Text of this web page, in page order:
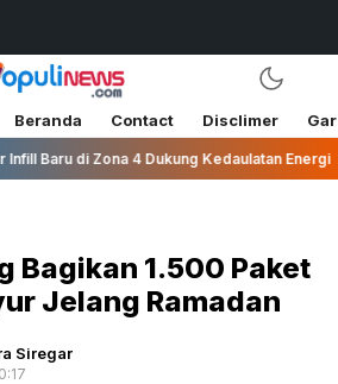
Beranda Contact Disclimer
Dukung Kedaulatan Energi
Bagikan 1.500 Paket
Jelang Ramadan
Siregar